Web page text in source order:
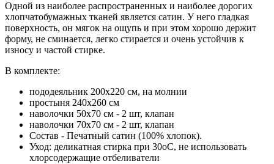
Одной из наиболее распространенных и наиболее дорогих
хлопчатобумажных тканей является сатин. У него гладкая
поверхность, он мягок на ощупь и при этом хорошо держит
форму, не сминается, легко стирается и очень устойчив к
износу и частой стирке.
В комплекте:
пододеяльник 200х220 см, на молнии
простыня 240х260 см
наволочки 50х70 см - 2 шт, клапан
наволочки 70х70 см - 2 шт, клапан
Состав - Печатный сатин (100% хлопок).
Уход: деликатная стирка при 30оС, не использовать
хлорсодержащие отбеливатели